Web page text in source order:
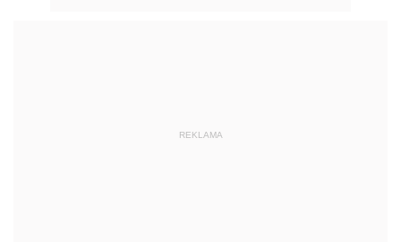
REKLAMA